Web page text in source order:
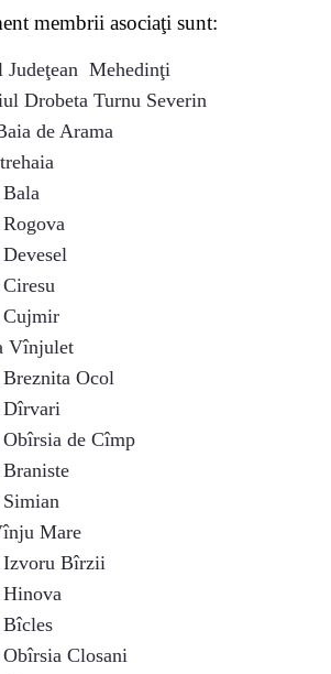
membrii asociaţi sunt:
Judeţean Mehedinţi
Drobeta Turnu Severin
de Arama
Cujmir
Vînjulet
Ocol
Dîrvari
de Cîmp
Mare
Izvoru Bîrzii
Hinova
Closani